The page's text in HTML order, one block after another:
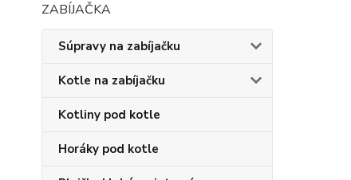
ZABÍJAČKA
Súpravy na zabíjačku
Kotle na zabíjačku
Kotliny pod kotle
Horáky pod kotle